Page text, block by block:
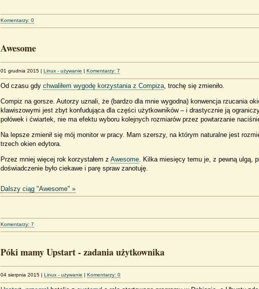
Komentarzy: 0
Awesome
01 grudnia 2015 | Linux - używanie | Komentarzy: 7
Od czasu gdy chwaliłem wygodę korzystania z Compiza , trochę się zmieniło.
Compiz na gorsze. Autorzy uznali, że (bardzo dla mnie wygodna) konwencja rzucania
klawiszowymi jest zbyt konfudująca dla części użytkowników – i drastycznie ją
połówek i ćwiartek, nie ma efektu wyboru kolejnych rozmiarów przez powtarzanie
Na lepsze zmienił się mój monitor w pracy. Mam szerszy, na którym naturalne jest
trzech okien edytora.
Przez mniej więcej rok korzystałem z Awesome . Kilka miesięcy temu je, z pewną ulgą,
doświadczenie było ciekawe i parę spraw zanotuję.
Dalszy ciąg "Awesome" »
Komentarzy: 7
Póki mamy Upstart - zadania użytkownika
04 sierpnia 2015 | Linux - używanie | Komentarzy: 0